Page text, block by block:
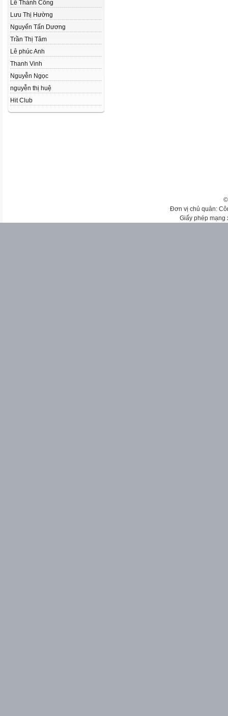
Lê Thành Công
Lưu Thị Hường
Nguyển Tấn Dương
Trần Thị Tâm
Lê phúc Anh
Thanh Vinh
Nguyễn Ngọc
nguyễn thị huệ
Hit Club
Đơn vị chủ quản:
Giấy phép mạng